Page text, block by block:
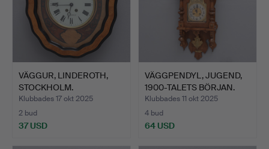
VÄGGUR, LINDEROTH,
STOCKHOLM.
Klubbades 17 okt 2025
2 bud
37 USD
VÄGGPENDYL, JUGEND,
1900-TALETS BÖRJAN.
Klubbades 11 okt 2025
4 bud
64 USD